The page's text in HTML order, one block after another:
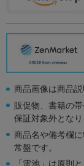
商品画像は商品
販促物、書籍の
保証対象外となり
商品名や備考欄
常盤です。
「電池」は原則